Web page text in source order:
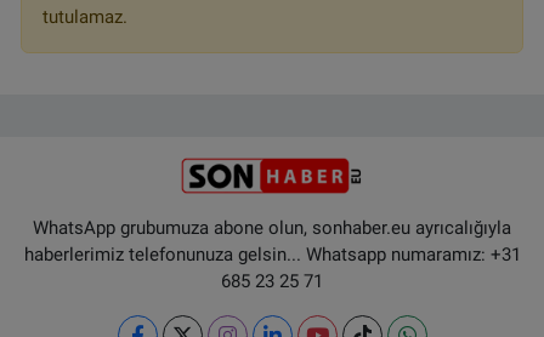
tutulamaz.
WhatsApp grubumuza abone olun, sonhaber.eu ayrıcalığıyla
haberlerimiz telefonunuza gelsin... Whatsapp numaramız: +31
685 23 25 71